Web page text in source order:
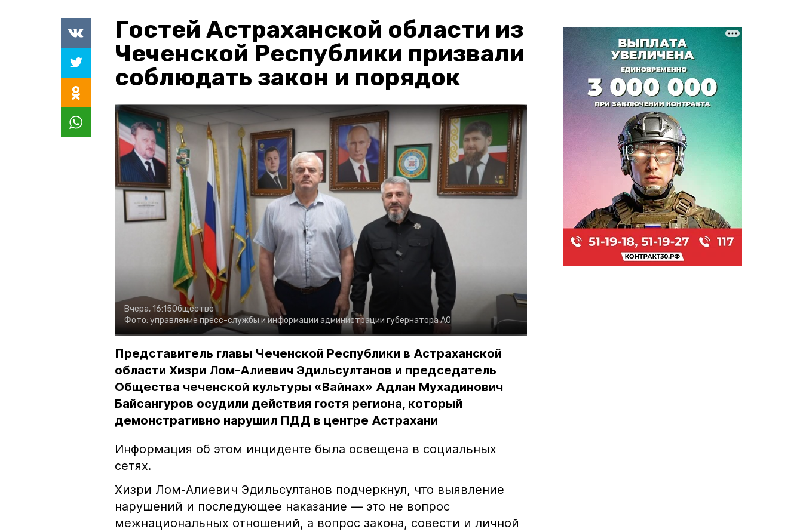
Гостей Астраханской области из
Чеченской Республики призвали
соблюдать закон и порядок
Вчера, 16:15Общество
Фото: управление пресс-службы и информации администрации губернатора АО
Представитель главы Чеченской Республики в Астраханской
области Хизри Лом-Алиевич Эдильсултанов и председатель
Общества чеченской культуры «Вайнах» Адлан Мухадинович
Байсангуров осудили действия гостя региона, который
демонстративно нарушил ПДД в центре Астрахани
Информация об этом инциденте была освещена в социальных
сетях.
Хизри Лом-Алиевич Эдильсултанов подчеркнул, что выявление
нарушений и последующее наказание — это не вопрос
межнациональных отношений, а вопрос закона, совести и личной